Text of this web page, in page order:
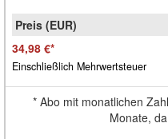
34,98 €*
Einschließlich Mehrwertsteuer
* Abo mit monatlichen
Monate,